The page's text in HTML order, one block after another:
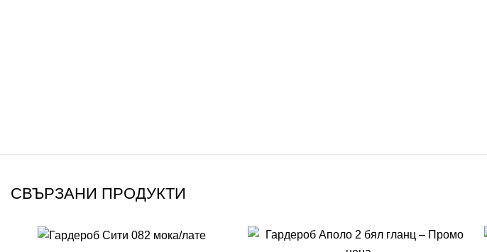
СВЪРЗАНИ ПРОДУКТИ